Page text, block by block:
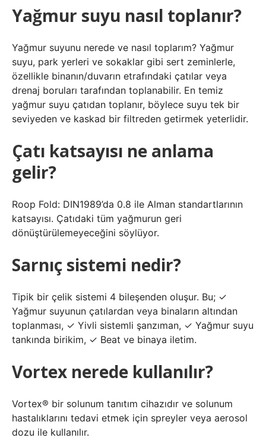
Yağmur suyu nasıl toplanır?
Yağmur suyunu nerede ve nasıl toplarım? Yağmur
suyu, park yerleri ve sokaklar gibi sert zeminlerle,
özellikle binanın/duvarın etrafındaki çatılar veya
drenaj boruları tarafından toplanabilir. En temiz
yağmur suyu çatıdan toplanır, böylece suyu tek bir
seviyeden ve kaskad bir filtreden getirmek yeterlidir.
Çatı katsayısı ne anlama
gelir?
Roop Fold: DIN1989’da 0.8 ile Alman standartlarının
katsayısı. Çatıdaki tüm yağmurun geri
dönüştürülemeyeceğini söylüyor.
Sarnıç sistemi nedir?
Tipik bir çelik sistemi 4 bileşenden oluşur. Bu; ✓
Yağmur suyunun çatılardan veya binaların altından
toplanması, ✓ Yivli sistemli şanzıman, ✓ Yağmur suyu
tankında birikim, ✓ Beat ve binaya iletim.
Vortex nerede kullanılır?
Vortex® bir solunum tanıtım cihazıdır ve solunum
hastalıklarını tedavi etmek için spreyler veya aerosol
dozu ile kullanılır.